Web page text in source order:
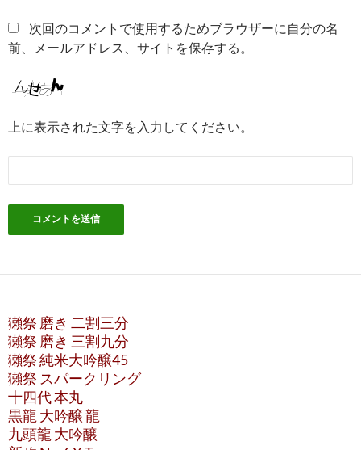
次回のコメントで使用するためブラウザーに自分の名
前、メールアドレス、サイトを保存する。
上に表示された文字を入力してください。
獺祭 磨き 二割三分
獺祭 磨き 三割九分
獺祭 純米大吟醸45
獺祭 スパークリング
十四代 本丸
黒龍 大吟醸 龍
九頭龍 大吟醸